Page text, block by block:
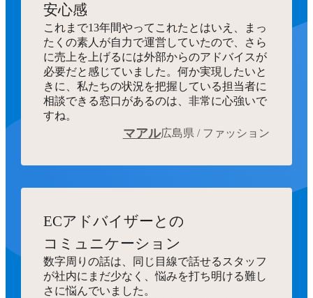
安心感
これまで13年間やってこれたとはいえ、まっ
たくの素人が自力で運営していたので、さら
に売上を上げるには外部からのアドバイスが
必要だと感じていました。何か実現したいと
きに、私たちの状況を把握している担当者に
相談できる窓口があるのは、非常に心強いで
すね。
マアル広島県 / ファッション
ECアドバイザーとの
コミュニケーション
数字周りの話は、同じ目線で話せるスタッフ
が社内にまだ少なく、悩みを打ち明ける難し
さに悩んでいました。